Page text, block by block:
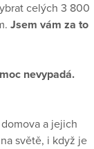
celých 3 800
Jsem vám za to
nevypadá.
a jejich
světě, i když je